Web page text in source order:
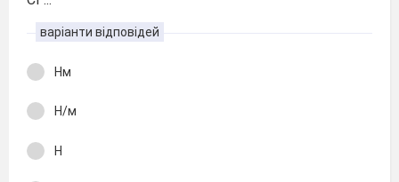
варіанти відповідей
Нм
Н/м
Н